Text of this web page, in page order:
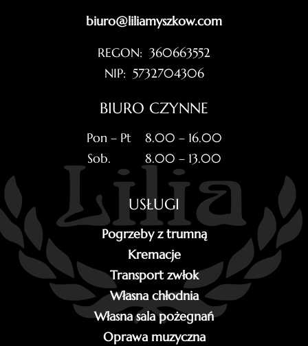
biuro@liliamyszkow.com
REGON: 360663552
NIP: 5732704306
BIURO CZYNNE
Pon – Pt 8.00 – 16.00
Sob. 8.00 – 13.00
USŁUGI
Pogrzeby z trumną
Kremacje
Transport zwłok
Własna chłodnia
Własna sala pożegnań
Oprawa muzyczna